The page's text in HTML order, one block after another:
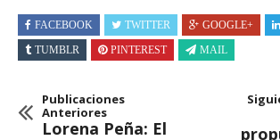
FACEBOOK TWITTER GOOGLE+
TUMBLR
PINTEREST MAIL
Publicaciones
Anteriores
Lorena Peña: El